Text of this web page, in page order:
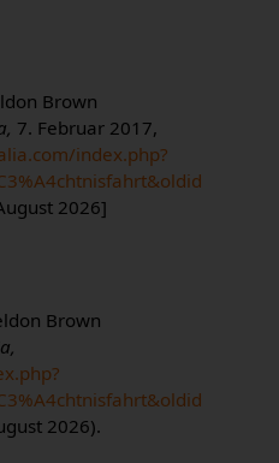
Brown
7. Februar 2017,
index.php?
2026]
Brown
2026).